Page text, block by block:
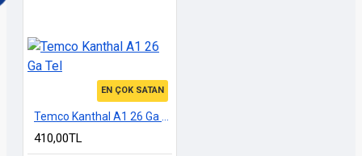
EN ÇOK SATAN
Temco Kanthal A1 26 Ga Tel
410,00TL